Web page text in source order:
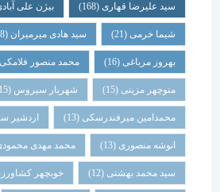
سید علیرضا قهاری(168) بیژن علی آبادی(31)
شیما خرمی(21) سید هادی میرمیران(18)
بهروز مرباغی (16) محمد منصور فلامکی (16)
منوچهر مزینی(15) شهریار سیروس(15)
محمدامین میرفندرسکی(13) اردشیر سیروس(13)
انوشه منصوری(13) محمد مهدی محمودی(13)
سید محمد بهشتی(12) خوبچهر کشاورزی(10)